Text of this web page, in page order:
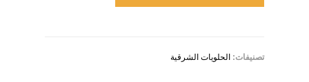
تصنيفات: الحلويات الشرقية